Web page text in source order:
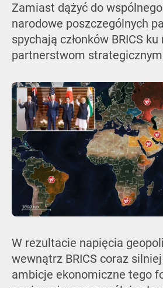
Zamiast dążyć do
narodowe poszczególnych
spychają członków BRICS
partnerstwom
W rezultacie napięcia
wewnątrz BRICS coraz
ambicje ekonomiczne tego